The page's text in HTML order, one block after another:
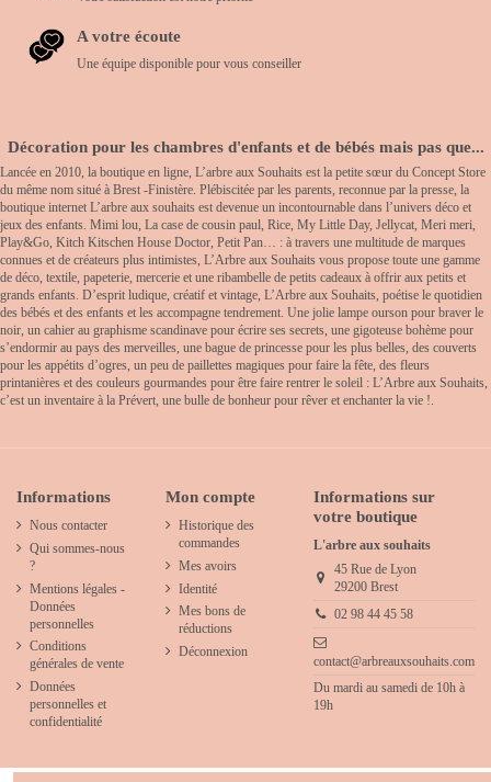
A votre écoute
Une équipe disponible pour vous conseiller
Décoration pour les chambres d'enfants et de bébés mais pas que...
Lancée en 2010, la boutique en ligne, L’arbre aux Souhaits est la petite sœur du Concept Store
du même nom situé à Brest -Finistère. Plébiscitée par les parents, reconnue par la presse, la
boutique internet L’arbre aux souhaits est devenue un incontournable dans l’univers déco et
jeux des enfants. Mimi lou, La case de cousin paul, Rice, My Little Day, Jellycat, Meri meri,
Play&Go, Kitch Kitschen House Doctor, Petit Pan… : à travers une multitude de marques
connues et de créateurs plus intimistes, L’Arbre aux Souhaits vous propose toute une gamme
de déco, textile, papeterie, mercerie et une ribambelle de petits cadeaux à offrir aux petits et
grands enfants. D’esprit ludique, créatif et vintage, L’Arbre aux Souhaits, poétise le quotidien
des bébés et des enfants et les accompagne tendrement. Une jolie lampe ourson pour braver le
noir, un cahier au graphisme scandinave pour écrire ses secrets, une gigoteuse bohème pour
s’endormir au pays des merveilles, une bague de princesse pour les plus belles, des couverts
pour les appétits d’ogres, un peu de paillettes magiques pour faire la fête, des fleurs
printanières et des couleurs gourmandes pour être faire rentrer le soleil : L’Arbre aux Souhaits,
c’est un inventaire à la Prévert, une bulle de bonheur pour rêver et enchanter la vie !.
Informations
Nous contacter
Qui sommes-nous
?
Mentions légales -
Données
personnelles
Conditions
générales de vente
Données
personnelles et
confidentialité
Mon compte
Historique des
commandes
Mes avoirs
Identité
Mes bons de
réductions
Déconnexion
Informations sur
votre boutique
L'arbre aux souhaits
45 Rue de Lyon
29200 Brest
02 98 44 45 58
contact@arbreauxsouhaits.com
Du mardi au samedi de 10h à
19h